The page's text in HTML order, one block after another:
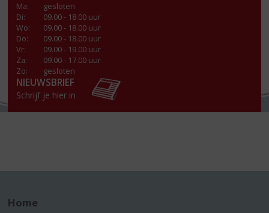
Ma:
gesloten
Di:
09.00 - 18.00 uur
Wo:
09.00 - 18.00 uur
Do:
09.00 - 18.00 uur
Vr:
09.00 - 19.00 uur
Za:
09.00 - 17.00 uur
Zo:
gesloten
NIEUWSBRIEF
Schrijf je hier in
Home